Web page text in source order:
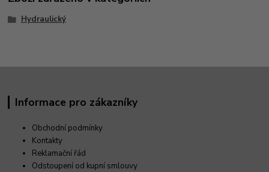
Hydraulický
Informace pro zákazníky
Obchodní podmínky
Kontakty
Reklamační řád
Odstoupení od kupní smlouvy